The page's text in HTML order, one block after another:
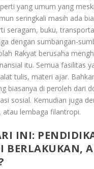
yang umum yang
seringkali masih ada
seragam, buku,
dengan sumbangan-
Rakyat berusaha
itu. Semua fasilitas
tulis, materi ajar.
biasanya di peroleh dari
sosial. Kemudian juga
atau lembaga filantropi.
INI:
BERLAKUKAN,